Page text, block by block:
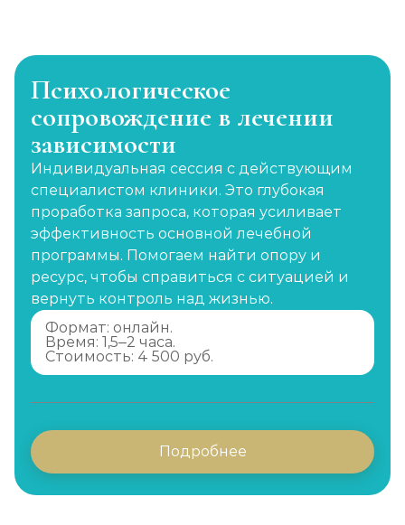
Психологическое
сопровождение в лечении
зависимости
Индивидуальная сессия с действующим
специалистом клиники. Это глубокая
проработка запроса, которая усиливает
эффективность основной лечебной
программы. Помогаем найти опору и
ресурс, чтобы справиться с ситуацией и
вернуть контроль над жизнью.
Формат: онлайн.
Время: 1,5–2 часа.
Стоимость: 4 500 руб.
Подробнее